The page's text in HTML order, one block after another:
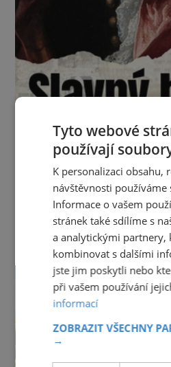
Tyto webové
používají
K personalizaci obsahu,
návštěvnosti
Informace o vašem
stránek také sdílíme s
a analytickými partnery,
kombinovat s dalšími
jste jim poskytli nebo
při vašem používání
informací
ZOBRAZIT VŠECHNY
→